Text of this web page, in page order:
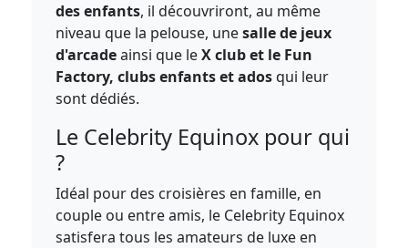
des enfants, il découvriront, au même
niveau que la pelouse, unesalle de jeux
d'arcadeainsi que leX club et le Fun
Factory, clubs enfants et adosqui leur
sont dédiés.
Le Celebrity Equinox pour qui
?
Idéal pour des croisières en famille, en
couple ou entre amis, le Celebrity Equinox
satisfera tous les amateurs de luxe en